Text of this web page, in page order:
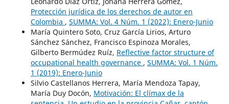
Protección jurídica de los derechos de autor en
Colombia , SUMMA: Vol. 4 Núm. 1 (2022): Enero-Junio
María Quintero Soto, Cruz García Lirios, Arturo
Sánchez Sánchez, Francisco Espinoza Morales,
Gilberto Bermúdez Ruíz, Reflective factor structure of
occupational health governance , SUMMA: Vol. 1 Núm.
1 (2019): Enero-Junio
Silvio Castellanos Herrera, María Mendoza Tapay,
María Duy Docón, Motivación: El clímax de la